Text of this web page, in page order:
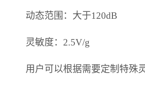
动态范围：大于120dB
灵敏度： 2.5V/g
用户可以根据需要定制特殊